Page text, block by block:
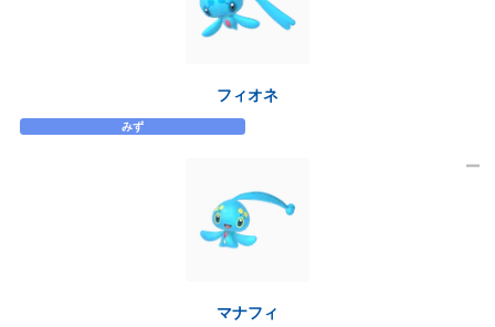
フィオネ
みず
マナフィ